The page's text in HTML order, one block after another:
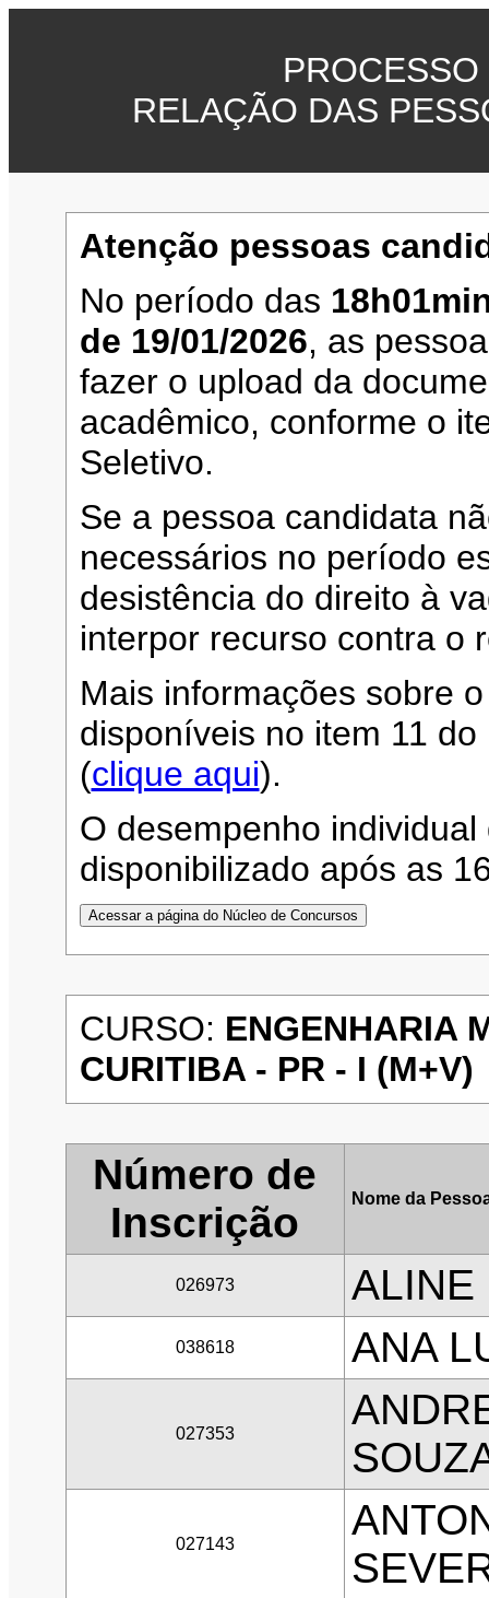
RELAÇÃO DAS
Atenção pessoas
No período das
de 19/01/2026, as
fazer o upload da
acadêmico, conforme o
Seletivo.
Se a pessoa candidata
necessários no período
desistência do direito à
interpor recurso contra o
Mais informações sobre
disponíveis no item 11
(clique aqui).
O desempenho
disponibilizado após as
CURSO: ENGENHARIA
CURITIBA - PR - I (M+V)
Número de
Inscrição
Nome da
026973 ALINE
038618 ANA
027353
027143